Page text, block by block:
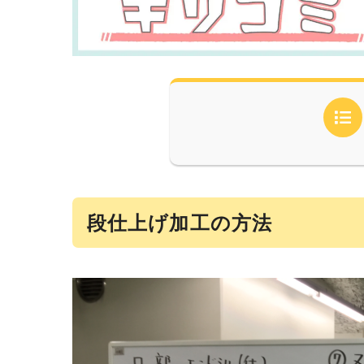
段仕上げ加工の方法